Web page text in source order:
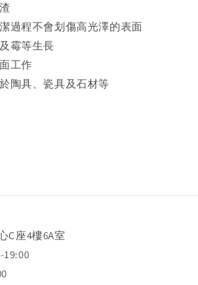
過程不會划傷高光澤的表面
霉等生長
工作
陶具、瓷具及石材等
C座4樓6A室